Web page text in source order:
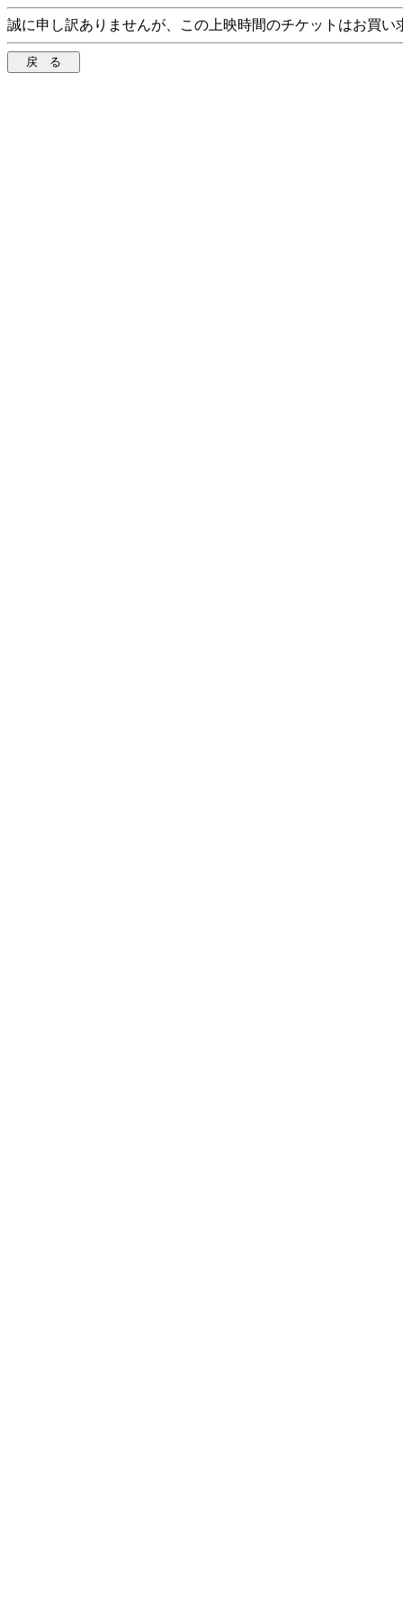
誠に申し訳ありませんが、この上映時間のチケットはお買い